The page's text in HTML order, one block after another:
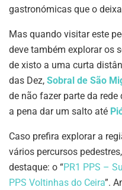
gastronómicas que o
Mas quando visitar este
deve também explorar os
de xisto a uma curta
das Dez, Sobral de São
de não fazer parte da
a pena dar um salto até
Caso prefira explorar a
vários percursos
destaque: o “PR1 PPS –
PPS Voltinhas do Ceira”.